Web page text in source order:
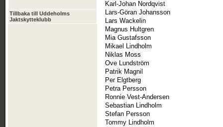
Tillbaka till Uddeholms
Jaktskytteklubb
Karl-Johan Nordqvist
Lars-Göran Johansson
Lars Wackelin
Magnus Hultgren
Mia Gustafsson
Mikael Lindholm
Niklas Moss
Ove Lundström
Patrik Magnil
Per Elgtberg
Petra Persson
Ronnie Vest-Andersen
Sebastian Lindholm
Stefan Persson
Tommy Lindholm